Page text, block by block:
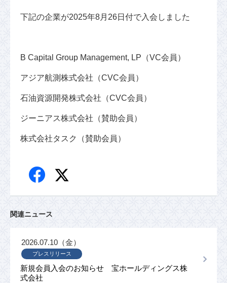
下記の企業が2025年8月26日付で入会しました
B Capital Group Management, LP（VC会員）
アジア航測株式会社（CVC会員）
石油資源開発株式会社（CVC会員）
ジーニアス株式会社（賛助会員）
株式会社タスク（賛助会員）
関連ニュース
新規会員入会のお知らせ 宝ホールディングス株
式会社
プレスリリース
2026.07.10（金）